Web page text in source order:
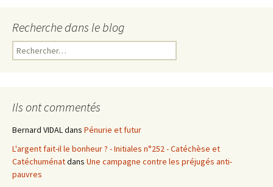
Recherche dans le blog
R
e
r
h
e
r
Ils ont commentés
Bernard VIDALdans Pénurie et futur
L'argent fait-il le bonheur ? - Initiales n°252 - Catéchèse et
Catéchuménatdans Une campagne contre les préjugés anti-
pauvres